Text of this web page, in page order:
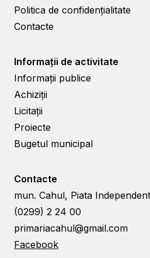
Politica de confidențialitate
Contacte
Informații de activitate
Informații publice
Achiziții
Licitații
Proiecte
Bugetul municipal
Contacte
mun. Cahul, Piata
(0299) 2 24 00
primariacahul@gmail.com
Facebook